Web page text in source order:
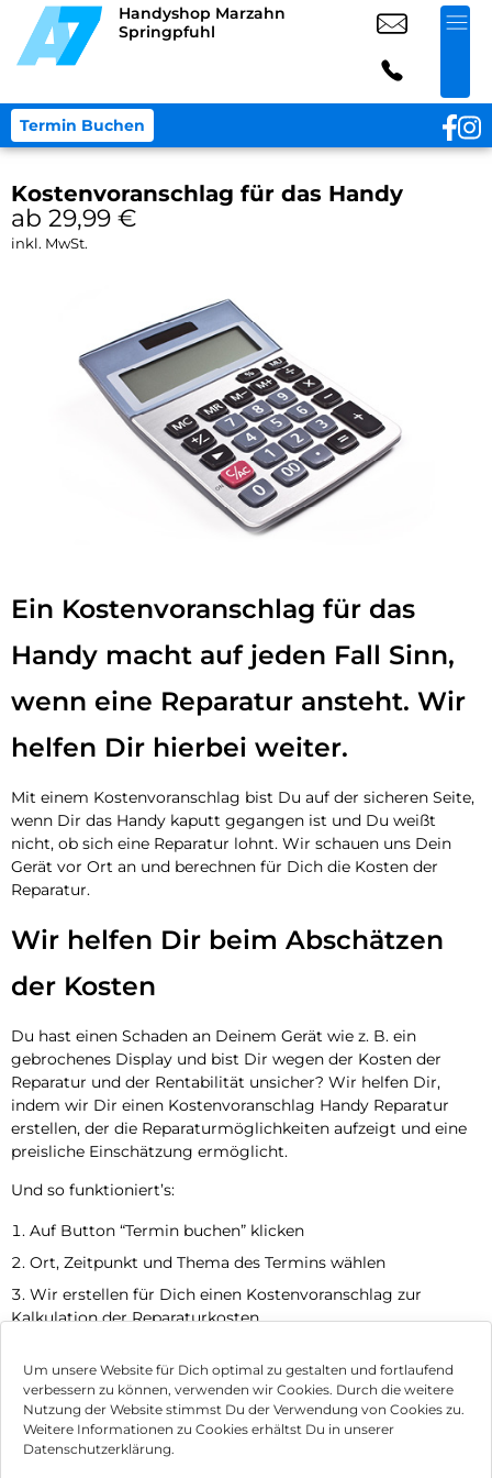
Um unsere Website für Dich optimal zu gestalten und fortlaufend
verbessern zu können, verwenden wir Cookies. Durch die weitere
Nutzung der Website stimmst Du der Verwendung von Cookies zu.
Weitere Informationen zu Cookies erhältst Du in unserer
Datenschutzerklärung.
Handyshop Marzahn
Springpfuhl
Termin Buchen
Kostenvoranschlag für das Handy
ab 29,99 €
inkl. MwSt.
Ein Kostenvoranschlag für das
Handy macht auf jeden Fall Sinn,
wenn eine Reparatur ansteht. Wir
helfen Dir hierbei weiter.
Mit einem Kostenvoranschlag bist Du auf der sicheren Seite,
wenn Dir das Handy kaputt gegangen ist und Du weißt
nicht, ob sich eine Reparatur lohnt. Wir schauen uns Dein
Gerät vor Ort an und berechnen für Dich die Kosten der
Reparatur.
Wir helfen Dir beim Abschätzen
der Kosten
Du hast einen Schaden an Deinem Gerät wie z. B. ein
gebrochenes Display und bist Dir wegen der Kosten der
Reparatur und der Rentabilität unsicher? Wir helfen Dir,
indem wir Dir einen Kostenvoranschlag Handy Reparatur
erstellen, der die Reparaturmöglichkeiten aufzeigt und eine
preisliche Einschätzung ermöglicht.
Und so funktioniert’s:
Auf Button “Termin buchen” klicken
Ort, Zeitpunkt und Thema des Termins wählen
Wir erstellen für Dich einen Kostenvoranschlag zur
Kalkulation der Reparaturkosten
Jetzt Termin vereinbaren
Impressum